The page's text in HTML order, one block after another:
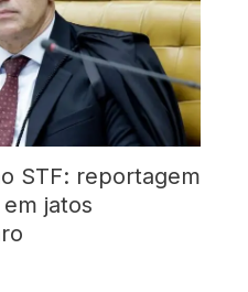
STF: reportagem
jatos